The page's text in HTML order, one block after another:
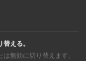
care222_i_serie
える。
は無効に切り替えます。